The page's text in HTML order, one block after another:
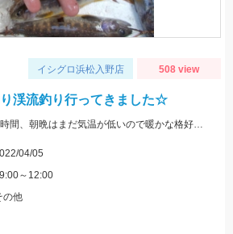
イシグロ浜松入野店 508 view
渓流釣り行ってきました☆
三遠南信道鳳来狭ICから１時間、朝晩はまだ気温が低いので暖かな格好で出かけて下さい。
04/05
～12:00
の他